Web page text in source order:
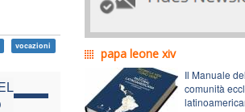
vocazioni
papa leone xiv
Il Manuale
comunità